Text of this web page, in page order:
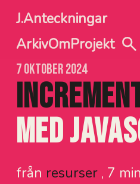
Hoppa till sidans
J.Anteckningar
ArkivOmProjekt SÖK
7 oktober 2024
med
från resurser, 7